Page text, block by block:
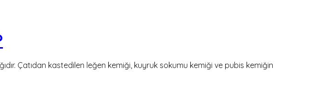
Çatıdan kastedilen leğen kemiği, kuyruk sokumu kemiği ve pubis kemiğin